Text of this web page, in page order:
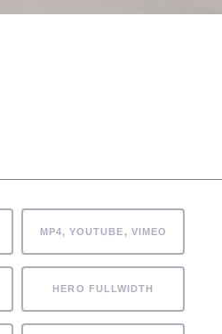
MP4, YOUTUBE, VIMEO
HERO FULLWIDTH